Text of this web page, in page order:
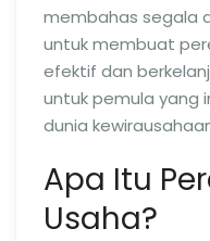
membahas segala
untuk membuat
efektif dan
untuk pemula yang
dunia
Apa Itu
Usaha?